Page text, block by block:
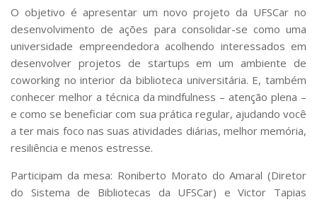
O objetivo é apresentar um novo projeto da UFSCar no
desenvolvimento de ações para consolidar-se como uma
universidade empreendedora acolhendo interessados em
desenvolver projetos de startups em um ambiente de
coworking no interior da biblioteca universitária. E, também
conhecer melhor a técnica da mindfulness – atenção plena –
e como se beneficiar com sua prática regular, ajudando você
a ter mais foco nas suas atividades diárias, melhor memória,
resiliência e menos estresse.
Participam da mesa: Roniberto Morato do Amaral (Diretor
do Sistema de Bibliotecas da UFSCar) e Victor Tapias